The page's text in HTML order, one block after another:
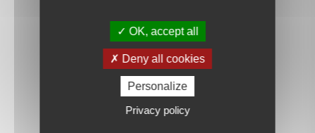
OK, accept all
Deny all cookies
Personalize
Privacy policy